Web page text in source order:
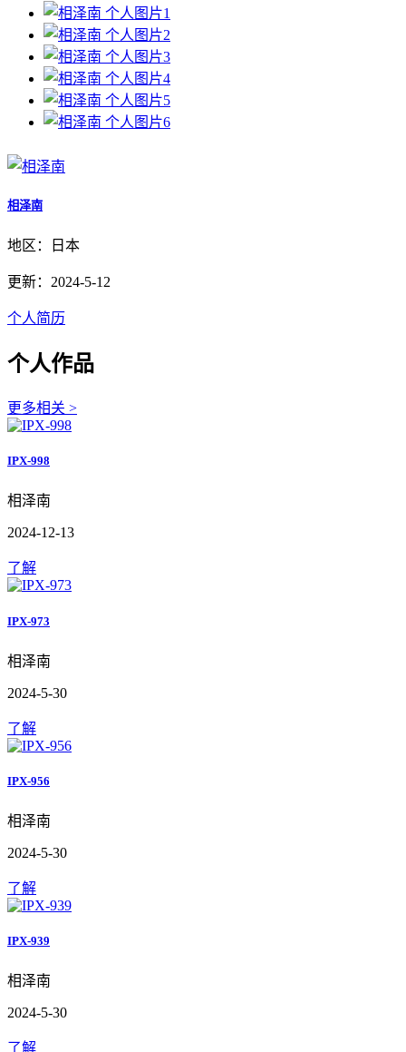
相泽南
地区：日本
更新：2024-5-12
个人简历
个人作品
更多相关 >
IPX-998
相泽南
2024-12-13
了解
IPX-973
相泽南
2024-5-30
了解
IPX-956
相泽南
2024-5-30
了解
IPX-939
相泽南
2024-5-30
了解